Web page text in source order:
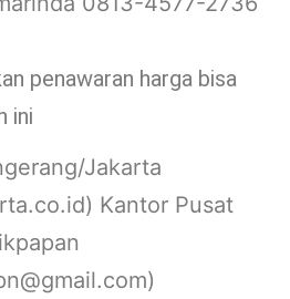
penawaran harga bisa
ini
Jakarta
Kantor Pusat